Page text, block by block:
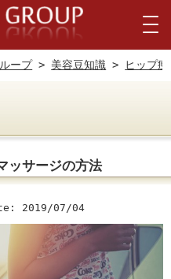
ープ> 美容豆知識 > ヒップ
ッサージの方法
2019/07/04